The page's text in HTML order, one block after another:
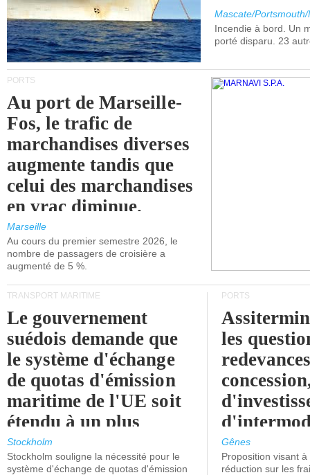
Mascate/
Incendie à bord. Un
porté disparu. 23
PORTS
Au port de Marseille-
Fos, le trafic de
marchandises diverses
augmente tandis que
celui des marchandises
en vrac diminue.
Marseille
Au cours du premier semestre 2026, le
nombre de passagers de croisière a
augmenté de 5 %.
TRANSPORT MARITIME
Le gouvernement
suédois demande que
le système d'échange
de quotas d'émission
maritime de l'UE soit
étendu à un plus
grand nombre de
navires.
Stockholm
Stockholm souligne la nécessité pour le
système d'échange de quotas d'émission
PORTS
les
l'attention
politiciens.
Gênes
Proposition visant
réduction sur les